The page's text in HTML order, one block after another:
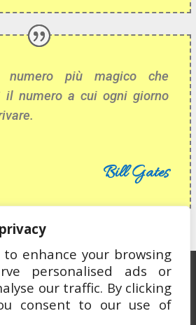
to enhance your browsing
personalised ads or
our traffic. By clicking
consent to our use of
più magico che
il numero a cui ogni giorno
Bill Gates
Network